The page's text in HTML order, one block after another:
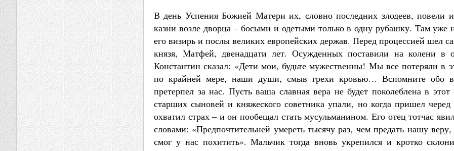
В день Успения Божией Матери их, словно последних злодеев, повели
казни возле дворца – босыми и одетыми только в одну рубашку. Там уже
его визирь и послы великих европейских держав. Перед процессией шел
князя, Матфей, двенадцати лет. Осужденных поставили на колени в
Константин сказал: «Дети мои, будьте мужественны! Мы все потеряли в
по крайней мере, наши души, смыв грехи кровью… Вспомните обо
претерпел за нас. Пусть ваша славная вера не будет поколеблена в
старших сыновей и княжеского советника упали, но когда пришел
охватил страх – и он пообещал стать мусульманином. Его отец тотчас
словами: «Предпочтительней умереть тысячу раз, чем предать нашу
смог у нас похитить». Мальчик тогда вновь укрепился и кротко